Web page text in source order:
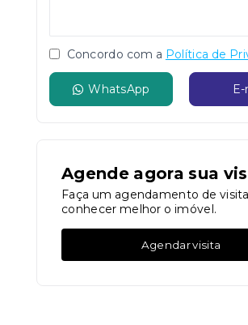
Concordo com a Política de
WhatsApp
Agende agora sua
Faça um agendamento de
conhecer melhor o imóvel.
Agendar visita